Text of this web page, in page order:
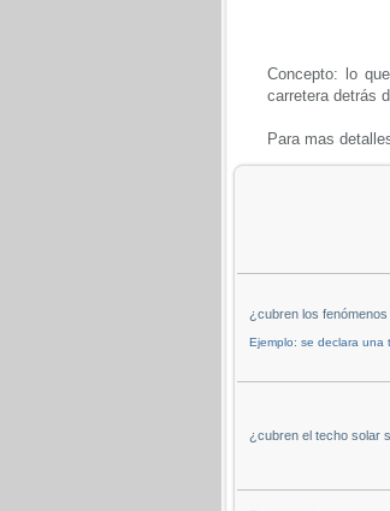
Concepto: lo
carretera detrás
Para mas
¿cubren los
Ejemplo: se declara una
¿cubren el techo solar